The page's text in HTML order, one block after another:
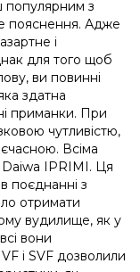
популярним з
пояснення. Адже
і
для того щоб
ви повинні
здатна
приманки. При
чутливістю,
Всіма
Daiwa IPRIMI. Ця
поєднанні з
отримати
вудилище, як у
вони
і SVF дозволили